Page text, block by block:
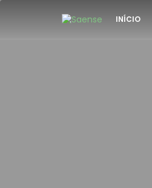
INÍCIO